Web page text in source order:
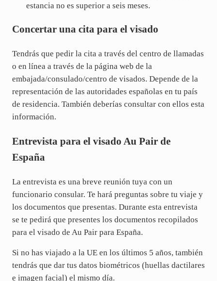
estancia no es superior a seis meses.
Concertar una cita para el visado
Tendrás que pedir la cita a través del centro de llamadas
o en línea a través de la página web de la
embajada/consulado/centro de visados. Depende de la
representación de las autoridades españolas en tu país
de residencia. También deberías consultar con ellos esta
información.
Entrevista para el visado Au Pair de
España
La entrevista es una breve reunión tuya con un
funcionario consular. Te hará preguntas sobre tu viaje y
los documentos que presentas. Durante esta entrevista
se te pedirá que presentes los documentos recopilados
para el visado de Au Pair para España.
Si no has viajado a la UE en los últimos 5 años, también
tendrás que dar tus datos biométricos (huellas dactilares
e imagen facial) el mismo día.